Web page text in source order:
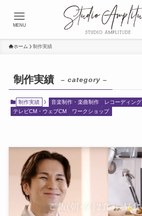
MENU
ホーム 制作実績
制作実績 – category –
制作実績 音楽制作・楽曲制作 レコーディング
テレビCM・ウェブCM
ワークショップ